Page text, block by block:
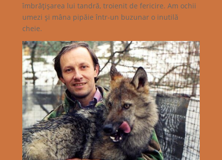
îmbrăţişarea lui tandră, troienit de fericire. Am ochii
umezi şi mâna pipăie într-un buzunar o inutilă
cheie.